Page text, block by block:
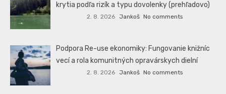
krytia podľa rizík a typu dovolenky (prehľadovo)
2. 8. 2026 Jankoš No comments
Podpora Re-use ekonomiky: Fungovanie knižníc
vecí a rola komunitných opravárskych dielní
2. 8. 2026 Jankoš No comments